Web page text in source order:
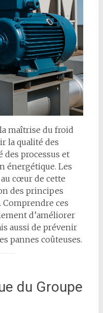
maîtrise du froid
la qualité des
des processus et
énergétique. Les
cœur de cette
des principes
ces
d’améliorer
aussi de prévenir
pannes coûteuses.
du Groupe